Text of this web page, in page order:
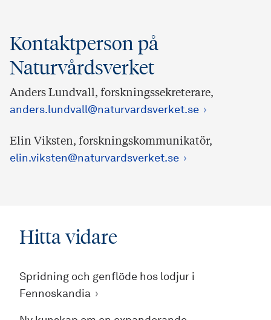
Kontaktperson på
Naturvårdsverket
Anders Lundvall, forskningssekreterare,
anders.lundvall@naturvardsverket.se
Elin Viksten, forskningskommunikatör,
elin.viksten@naturvardsverket.se
Hitta vidare
Spridning och genflöde hos lodjur i
Fennoskandia